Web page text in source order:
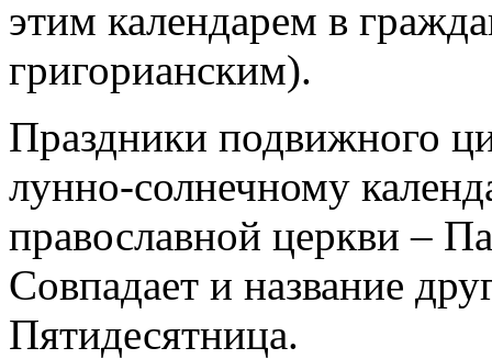
этим календарем в
григорианским).
Праздники подвижного
лунно-солнечному
православной церкви –
Совпадает и название
Пятидесятница.